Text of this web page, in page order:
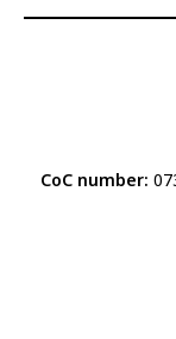
CoC number: